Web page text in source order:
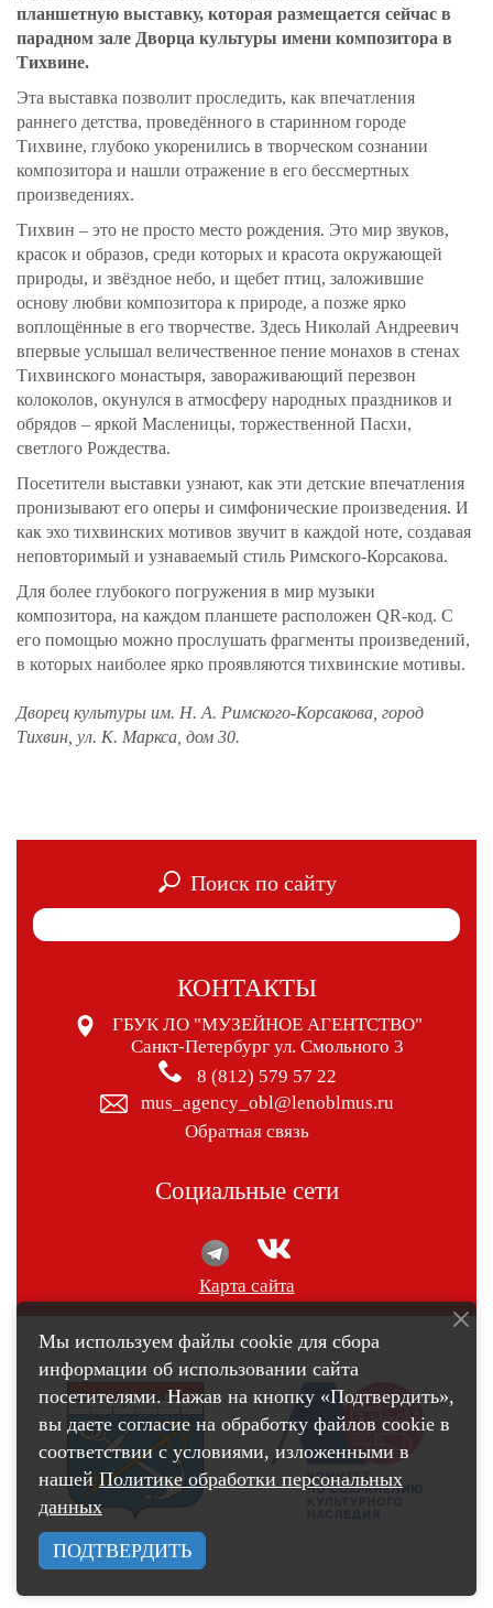
планшетную выставку, которая размещается сейчас в
парадном зале Дворца культуры имени композитора в
Тихвине.
Эта выставка позволит проследить, как впечатления
раннего детства, проведённого в старинном городе
Тихвине, глубоко укоренились в творческом сознании
композитора и нашли отражение в его бессмертных
произведениях.
Тихвин – это не просто место рождения. Это мир звуков,
красок и образов, среди которых и красота окружающей
природы, и звёздное небо, и щебет птиц, заложившие
основу любви композитора к природе, а позже ярко
воплощённые в его творчестве. Здесь Николай Андреевич
впервые услышал величественное пение монахов в стенах
Тихвинского монастыря, завораживающий перезвон
колоколов, окунулся в атмосферу народных праздников и
обрядов – яркой Масленицы, торжественной Пасхи,
светлого Рождества.
Посетители выставки узнают, как эти детские впечатления
пронизывают его оперы и симфонические произведения. И
как эхо тихвинских мотивов звучит в каждой ноте, создавая
неповторимый и узнаваемый стиль Римского-Корсакова.
Для более глубокого погружения в мир музыки
композитора, на каждом планшете расположен QR-код. С
его помощью можно прослушать фрагменты произведений,
в которых наиболее ярко проявляются тихвинские мотивы.
Дворец культуры им. Н. А. Римского-Корсакова, город
Тихвин, ул. К. Маркса, дом 30.
Поиск по сайту
КОНТАКТЫ
ГБУК ЛО "МУЗЕЙНОЕ АГЕНТСТВО"
Санкт-Петербург ул. Смольного 3
8 (812) 579 57 22
mus_agency_obl@lenoblmus.ru
Обратная связь
Социальные сети
Карта сайта
счетчик pro.culture.ru
Мы используем файлы cookie для сбора
информации об использовании сайта
посетителями. Нажав на кнопку «Подтвердить»,
вы даете согласие на обработку файлов cookie в
соответствии с условиями, изложенными в
нашей Политике обработки персональных
данных
ПОДТВЕРДИТЬ